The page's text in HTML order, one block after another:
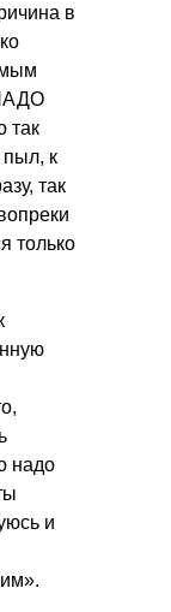
в
так
пыл, к
так
только
надо
и